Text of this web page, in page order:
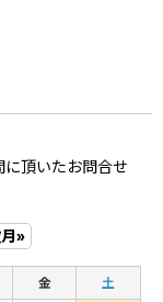
頂いたお問合せ
»
金 土